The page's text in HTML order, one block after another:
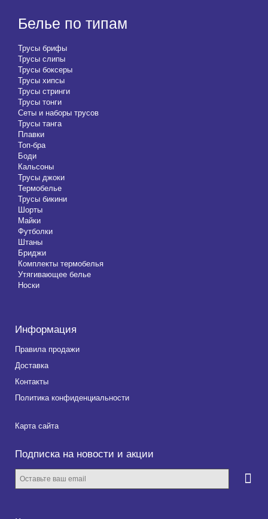
Белье по типам
Трусы брифы
Трусы слипы
Трусы боксеры
Трусы хипсы
Трусы стринги
Трусы тонги
Сеты и наборы трусов
Трусы танга
Плавки
Топ-бра
Боди
Кальсоны
Трусы джоки
Термобелье
Трусы бикини
Шорты
Майки
Футболки
Штаны
Бриджи
Комплекты термобелья
Утягивающее белье
Носки
Информация
Правила продажи
Доставка
Контакты
Политика конфиденциальности
Карта сайта
Подписка на новости и акции